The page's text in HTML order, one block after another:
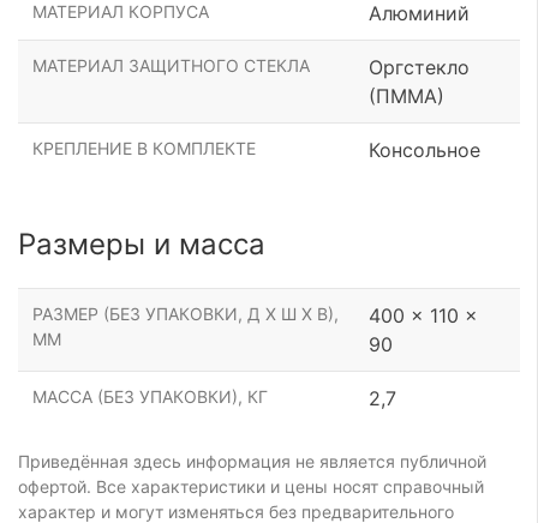
МАТЕРИАЛ КОРПУСА Алюминий
МАТЕРИАЛ ЗАЩИТНОГО СТЕКЛА
Оргстекло
(ПММА)
КРЕПЛЕНИЕ В КОМПЛЕКТЕ Консольное
Размеры и масса
РАЗМЕР (БЕЗ УПАКОВКИ, Д Х Ш Х В),
ММ
400 x 110 x
90
МАССА (БЕЗ УПАКОВКИ), КГ 2,7
Приведённая здесь информация не является публичной
офертой. Все характеристики и цены носят справочный
характер и могут изменяться без предварительного